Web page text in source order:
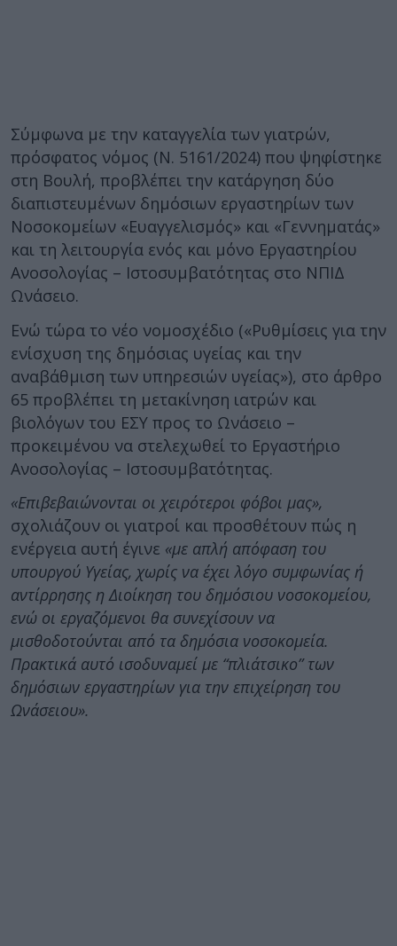
Σύμφωνα με την καταγγελία των γιατρών,
πρόσφατος νόμος (Ν. 5161/2024) που ψηφίστηκε
στη Βουλή, προβλέπει την κατάργηση δύο
διαπιστευμένων δημόσιων εργαστηρίων των
Νοσοκομείων «Ευαγγελισμός» και «Γεννηματάς»
και τη λειτουργία ενός και μόνο Εργαστηρίου
Ανοσολογίας – Ιστοσυμβατότητας στο ΝΠΙΔ
Ωνάσειο.
Ενώ τώρα το νέο νομοσχέδιο («Ρυθμίσεις για την
ενίσχυση της δημόσιας υγείας και την
αναβάθμιση των υπηρεσιών υγείας»), στο άρθρο
65 προβλέπει τη μετακίνηση ιατρών και
βιολόγων του ΕΣΥ προς το Ωνάσειο –
προκειμένου να στελεχωθεί το Εργαστήριο
Ανοσολογίας – Ιστοσυμβατότητας.
«Επιβεβαιώνονται οι χειρότεροι φόβοι μας»,
σχολιάζουν οι γιατροί και προσθέτουν πώς η
ενέργεια αυτή έγινε «με απλή απόφαση του
υπουργού Υγείας, χωρίς να έχει λόγο συμφωνίας ή
αντίρρησης η Διοίκηση του δημόσιου νοσοκομείου,
ενώ οι εργαζόμενοι θα συνεχίσουν να
μισθοδοτούνται από τα δημόσια νοσοκομεία.
Πρακτικά αυτό ισοδυναμεί με “πλιάτσικο” των
δημόσιων εργαστηρίων για την επιχείρηση του
Ωνάσειου».